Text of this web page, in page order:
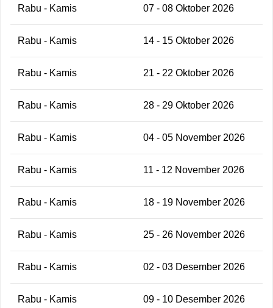
Rabu - Kamis 07 - 08 Oktober 2026
Rabu - Kamis 14 - 15 Oktober 2026
Rabu - Kamis 21 - 22 Oktober 2026
Rabu - Kamis 28 - 29 Oktober 2026
Rabu - Kamis 04 - 05 November 2026
Rabu - Kamis 11 - 12 November 2026
Rabu - Kamis 18 - 19 November 2026
Rabu - Kamis 25 - 26 November 2026
Rabu - Kamis 02 - 03 Desember 2026
Rabu - Kamis 09 - 10 Desember 2026